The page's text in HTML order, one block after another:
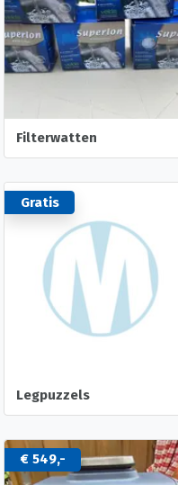
Filterwatten
Gratis
Legpuzzels
€ 549,-